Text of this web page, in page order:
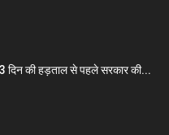
3 दिन की हड़ताल से पहले सरकार की...